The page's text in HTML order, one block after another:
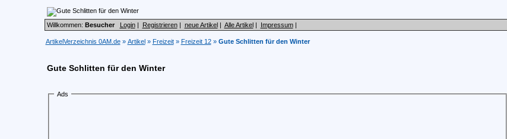
Willkommen: Besucher Login| Registrieren| neue Artikel| Alle Artikel| Impressum|
ArtikelVerzeichnis 0AM.de» Artikel» Freizeit» Freizeit 12» Gute Schlitten für den Winter
Gute Schlitten für den Winter
Ads